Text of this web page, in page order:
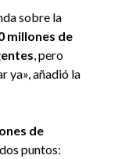
sobre la
millones de
, pero
ya», añadió la
de
puntos: